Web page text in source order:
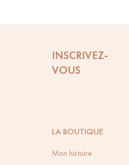
INSCRIVEZ-
VOUS
LA BOUTIQUE
Mon histoire